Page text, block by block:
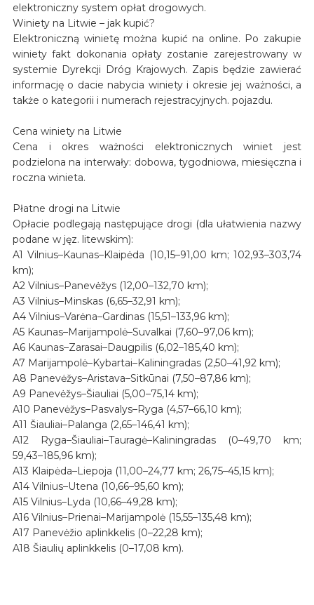
elektroniczny system opłat drogowych.
Winiety na Litwie – jak kupić?
Elektroniczną winietę można kupić na online. Po zakupie
winiety fakt dokonania opłaty zostanie zarejestrowany w
systemie Dyrekcji Dróg Krajowych. Zapis będzie zawierać
informację o dacie nabycia winiety i okresie jej ważności, a
także o kategorii i numerach rejestracyjnych. pojazdu.
Cena winiety na Litwie
Cena i okres ważności elektronicznych winiet jest
podzielona na interwały: dobowa, tygodniowa, miesięczna i
roczna winieta.
Płatne drogi na Litwie
Opłacie podlegają następujące drogi (dla ułatwienia nazwy
podane w jęz. litewskim):
A1 Vilnius–Kaunas–Klaipėda (10,15–91,00 km; 102,93–303,74
km);
A2 Vilnius–Panevėžys (12,00–132,70 km);
A3 Vilnius–Minskas (6,65–32,91 km);
A4 Vilnius–Varėna–Gardinas (15,51–133,96 km);
A5 Kaunas–Marijampolė–Suvalkai (7,60–97,06 km);
A6 Kaunas–Zarasai–Daugpilis (6,02–185,40 km);
A7 Marijampolė–Kybartai–Kaliningradas (2,50–41,92 km);
A8 Panevėžys–Aristava–Sitkūnai (7,50–87,86 km);
A9 Panevėžys–Šiauliai (5,00–75,14 km);
A10 Panevėžys–Pasvalys–Ryga (4,57–66,10 km);
A11 Šiauliai–Palanga (2,65–146,41 km);
A12 Ryga–Šiauliai–Tauragė–Kaliningradas (0–49,70 km;
59,43–185,96 km);
A13 Klaipėda–Liepoja (11,00–24,77 km; 26,75–45,15 km);
A14 Vilnius–Utena (10,66–95,60 km);
A15 Vilnius–Lyda (10,66–49,28 km);
A16 Vilnius–Prienai–Marijampolė (15,55–135,48 km);
A17 Panevėžio aplinkkelis (0–22,28 km);
A18 Šiaulių aplinkkelis (0–17,08 km).